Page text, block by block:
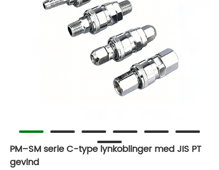
PM–SM serie C-type lynkoblinger med JIS PT
gevind